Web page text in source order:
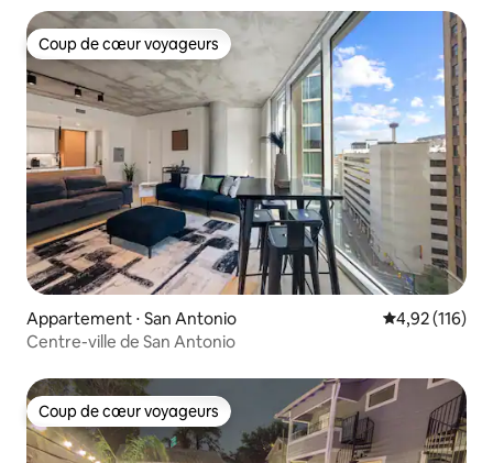
Coup de cœur voyageurs
Coup de cœur voyageurs
Appartement ⋅ San Antonio Évaluation
4,92 (116)
Centre-ville de San Antonio
Coup de cœur voyageurs
Coup de cœur voyageurs